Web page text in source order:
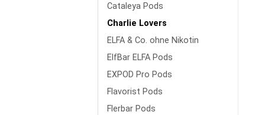
Cataleya Pods
Charlie Lovers
ELFA & Co. ohne Nikotin
ElfBar ELFA Pods
EXPOD Pro Pods
Flavorist Pods
Flerbar Pods